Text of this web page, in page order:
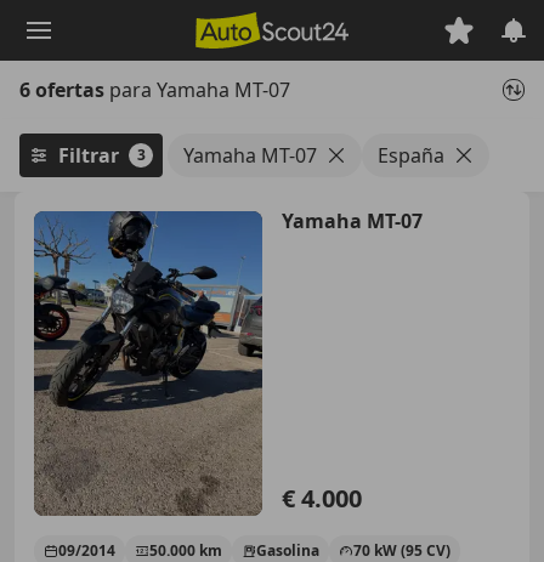
principal
6 ofertas para Yamaha MT-07
Filtrar 3 Yamaha MT-07 España
Yamaha MT-07
€ 4.000
09/2014 50.000 km Gasolina 70 kW (95 CV)